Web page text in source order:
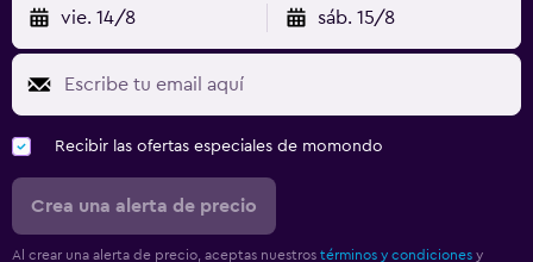
vie. 14/8 sáb. 15/8
Recibir las ofertas especiales de momondo
Crea una alerta de precio
Al crear una alerta de precio, aceptas nuestros términos y condiciones y